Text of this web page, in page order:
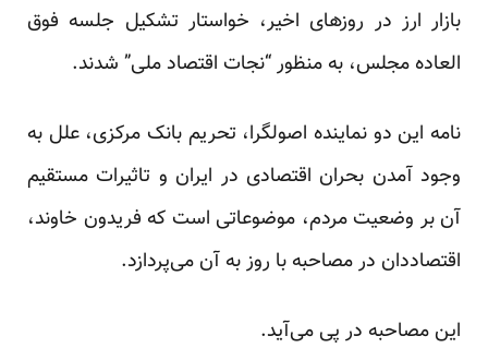
بازار ارز در روزهای اخیر، خواستار تشکیل جلسه فوق
العاده مجلس، به منظور “نجات اقتصاد ملی” شدند.
نامه این دو نماینده اصولگرا، تحریم بانک مرکزی، علل به
وجود آمدن بحران اقتصادی در ایران و تاثیرات مستقیم
آن بر وضعیت مردم، موضوعاتی است که فریدون خاوند،
اقتصاددان در مصاحبه با روز به آن می‌پردازد.
این مصاحبه در پی می‌آید.